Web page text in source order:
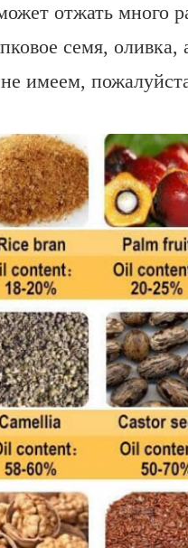
отжать много
семя, оливка,
имеем,